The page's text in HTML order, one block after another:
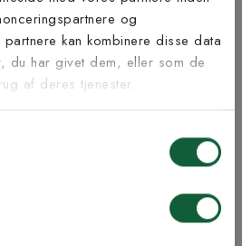
og
kan kombinere disse data
du har givet dem, eller som de
af deres tjenester.
@kilandsofficial
til at modtage vores tilbud,
tips og nyheder.
fra Kilands